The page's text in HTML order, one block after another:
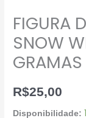
FIGURA
SNOW
R$25,00
Disponibilidade: